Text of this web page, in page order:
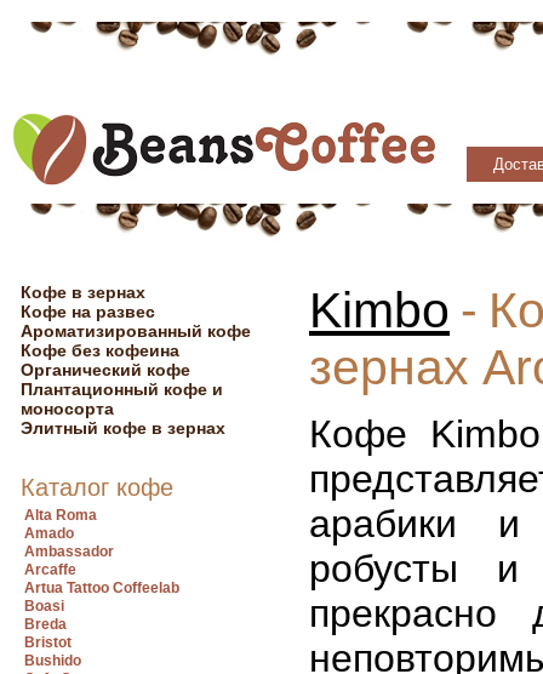
Кофе в зернах
Кофе на развес
Ароматизированный кофе
Кофе без кофеина
Органический кофе
Плантационный кофе и
моносорта
Элитный кофе в зернах
Каталог кофе
Alta Roma
Amado
Ambassador
Arcaffe
Artua Tattoo Coffeelab
Boasi
Breda
Bristot
Bushido
Kimbo -
зернах
Кофе
арабики
робусты и
прекрасно